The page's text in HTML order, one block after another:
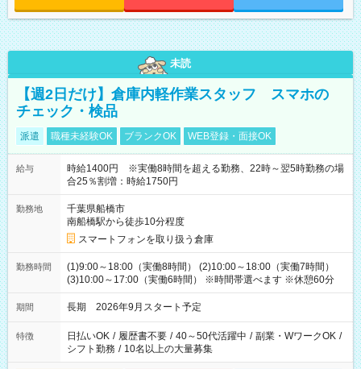
未読
【週2日だけ】倉庫内軽作業スタッフ スマホの
チェック・検品
派遣 職種未経験OK ブランクOK WEB登録・面接OK
給与
時給1400円 ※実働8時間を超える勤務、22時～翌5時勤務の場
合25％割増：時給1750円
勤務地
千葉県船橋市
南船橋駅から徒歩10分程度
スマートフォンを取り扱う倉庫
勤務時間
(1)9:00～18:00（実働8時間） (2)10:00～18:00（実働7時間）
(3)10:00～17:00（実働6時間） ※時間帯選べます ※休憩60分
期間 長期 2026年9月スタート予定
特徴 日払いOK / 履歴書不要 / 40～50代活躍中 / 副業・WワークOK /
シフト勤務 / 10名以上の大量募集